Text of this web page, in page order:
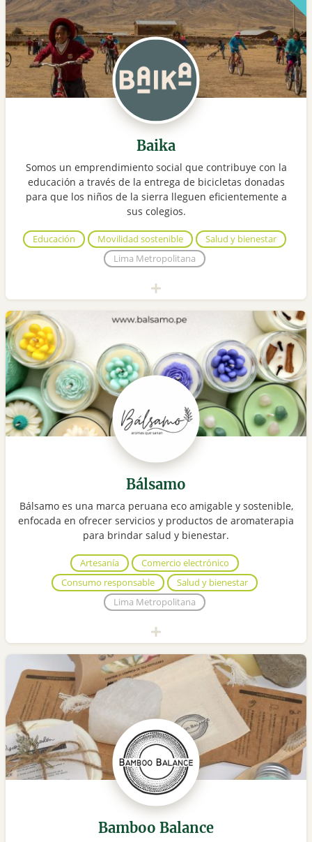
Baika
Somos un emprendimiento social que contribuye con la
educación a través de la entrega de bicicletas donadas
para que los niños de la sierra lleguen eficientemente a
sus colegios.
Educación Movilidad sostenible
Salud y bienestar
Lima Metropolitana
Bálsamo
Bálsamo es una marca peruana eco amigable y sostenible,
enfocada en ofrecer servicios y productos de aromaterapia
para brindar salud y bienestar.
Artesanía
Comercio electrónico
Consumo responsable
Salud y bienestar
Lima Metropolitana
Bamboo Balance